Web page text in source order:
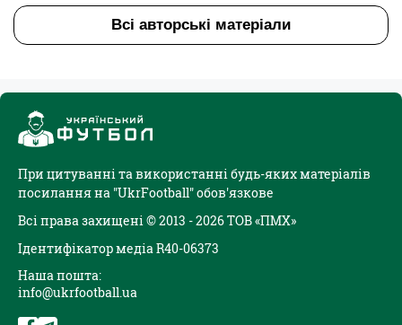
Всі авторські матеріали
При цитуванні та використанні будь-яких матеріалів
посилання на "UkrFootball" обов'язкове
Всі права захищені © 2013 - 2026 ТОВ «ПМХ»
Ідентифікатор медіа R40-06373
Наша пошта:
info@ukrfootball.ua